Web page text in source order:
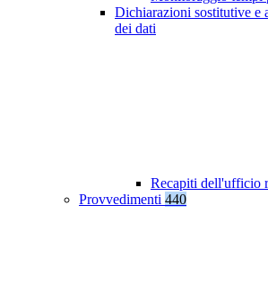
Dichiarazioni sostitutive e
dei dati
Recapiti dell'ufficio
Provvedimenti 440